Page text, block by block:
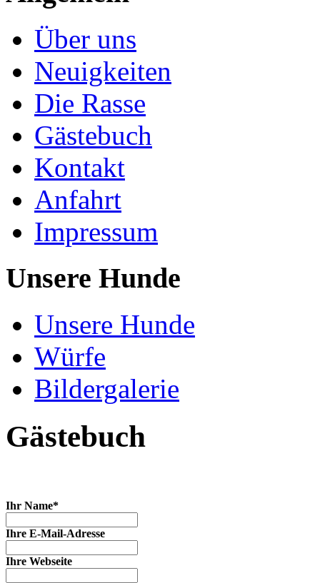
Über uns
Neuigkeiten
Die Rasse
Gästebuch
Kontakt
Anfahrt
Impressum
Unsere Hunde
Unsere Hunde
Würfe
Bildergalerie
Gästebuch
Ihr Name*
Ihre E-Mail-Adresse
Ihre Webseite